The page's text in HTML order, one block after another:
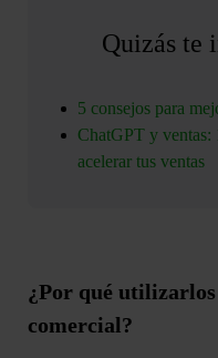
Quizás te
5 consejos para
ChatGPT y ventas:
acelerar tus ventas
¿Por qué
comercial?